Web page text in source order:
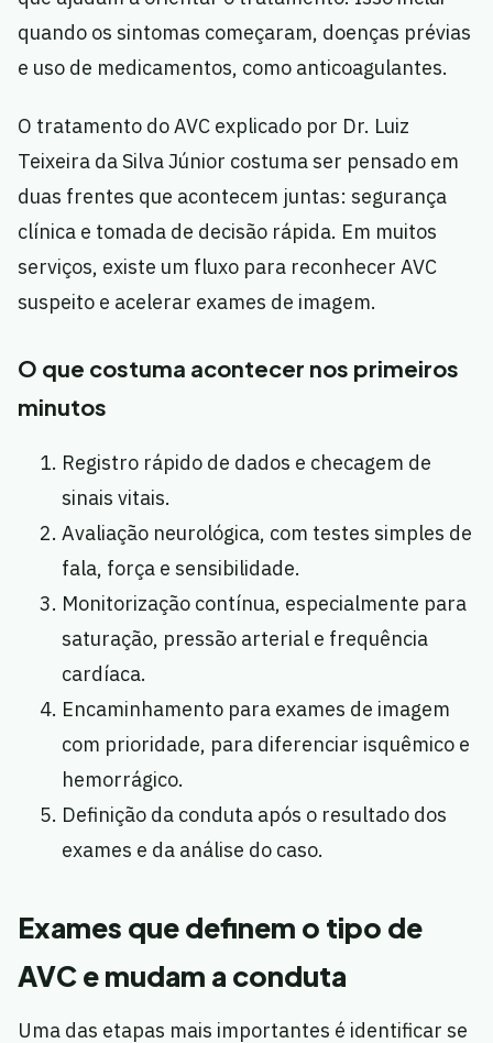
quando os sintomas começaram, doenças prévias
e uso de medicamentos, como anticoagulantes.
O tratamento do AVC explicado por Dr. Luiz
Teixeira da Silva Júnior costuma ser pensado em
duas frentes que acontecem juntas: segurança
clínica e tomada de decisão rápida. Em muitos
serviços, existe um fluxo para reconhecer AVC
suspeito e acelerar exames de imagem.
O que costuma acontecer nos primeiros
minutos
Registro rápido de dados e checagem de
sinais vitais.
Avaliação neurológica, com testes simples de
fala, força e sensibilidade.
Monitorização contínua, especialmente para
saturação, pressão arterial e frequência
cardíaca.
Encaminhamento para exames de imagem
com prioridade, para diferenciar isquêmico e
hemorrágico.
Definição da conduta após o resultado dos
exames e da análise do caso.
Exames que definem o tipo de
AVC e mudam a conduta
Uma das etapas mais importantes é identificar se